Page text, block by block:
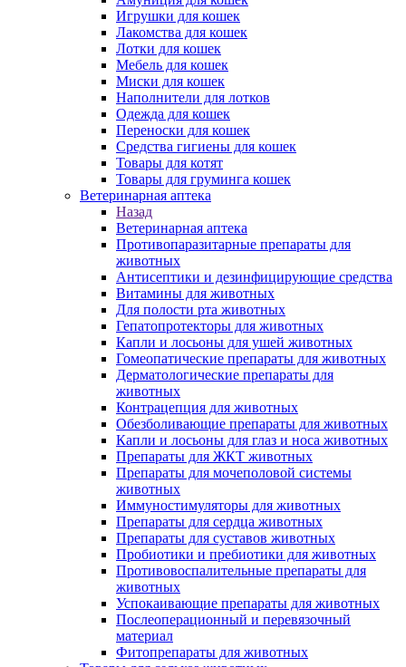
Игрушки для кошек
Лакомства для кошек
Лотки для кошек
Мебель для кошек
Миски для кошек
Наполнители для лотков
Одежда для кошек
Переноски для кошек
Средства гигиены для кошек
Товары для котят
Товары для груминга кошек
Ветеринарная аптека
Назад
Ветеринарная аптека
Противопаразитарные препараты для
животных
Антисептики и дезинфицирующие средства
Витамины для животных
Для полости рта животных
Гепатопротекторы для животных
Капли и лосьоны для ушей животных
Гомеопатические препараты для животных
Дерматологические препараты для
животных
Контрацепция для животных
Обезболивающие препараты для животных
Капли и лосьоны для глаз и носа животных
Препараты для ЖКТ животных
Препараты для мочеполовой системы
животных
Иммуностимуляторы для животных
Препараты для сердца животных
Препараты для суставов животных
Пробиотики и пребиотики для животных
Противовоспалительные препараты для
животных
Успокаивающие препараты для животных
Послеоперационный и перевязочный
материал
Фитопрепараты для животных